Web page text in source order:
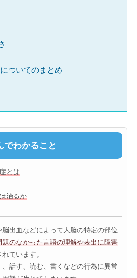
ついてのまとめ
でわかること
とは
治るか
出血などによって大脳の特定の部位
題のなかった言語の理解や表出に障害
れています。
話す、読む、書くなどの行為に異常